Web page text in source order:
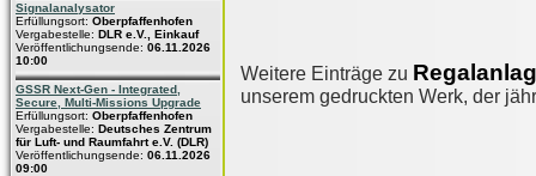
Signalanalysator
Erfüllungsort: Oberpfaffenhofen
Vergabestelle: DLR e.V., Einkauf
Veröffentlichungsende: 06.11.2026
10:00
GSSR Next-Gen - Integrated,
Secure, Multi-Missions Upgrade
Erfüllungsort: Oberpfaffenhofen
Vergabestelle: Deutsches Zentrum
für Luft- und Raumfahrt e.V. (DLR)
Veröffentlichungsende: 06.11.2026
09:00
Weitere Einträge zu
unserem gedruckten Werk, der